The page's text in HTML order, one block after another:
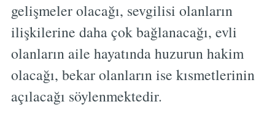
gelişmeler olacağı, sevgilisi olanların
ilişkilerine daha çok bağlanacağı, evli
olanların aile hayatında huzurun hakim
olacağı, bekar olanların ise kısmetlerinin
açılacağı söylenmektedir.